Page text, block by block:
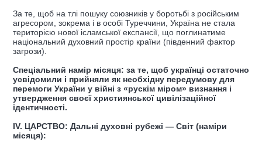
За те, щоб на тлі пошуку союзників у боротьбі з російським
агресором, зокрема і в особі Туреччини, Україна не стала
територією нової ісламської експансії, що поглинатиме
національний духовний простір країни (південний фактор
загрози).
Спеціальний намір місяця: за те, щоб українці остаточно
усвідомили і прийняли як необхідну передумову для
перемоги України у війні з «рускім міром» визнання і
утвердження своєї християнської цивілізаційної
ідентичності.
ІV. ЦАРСТВО: Дальні духовні рубежі — Світ (наміри
місяця):